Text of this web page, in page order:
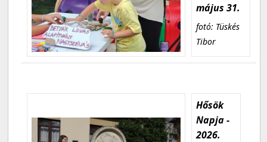
május 31.
fotó: Tüskés
Tibor
Hősök
Napja -
2026.